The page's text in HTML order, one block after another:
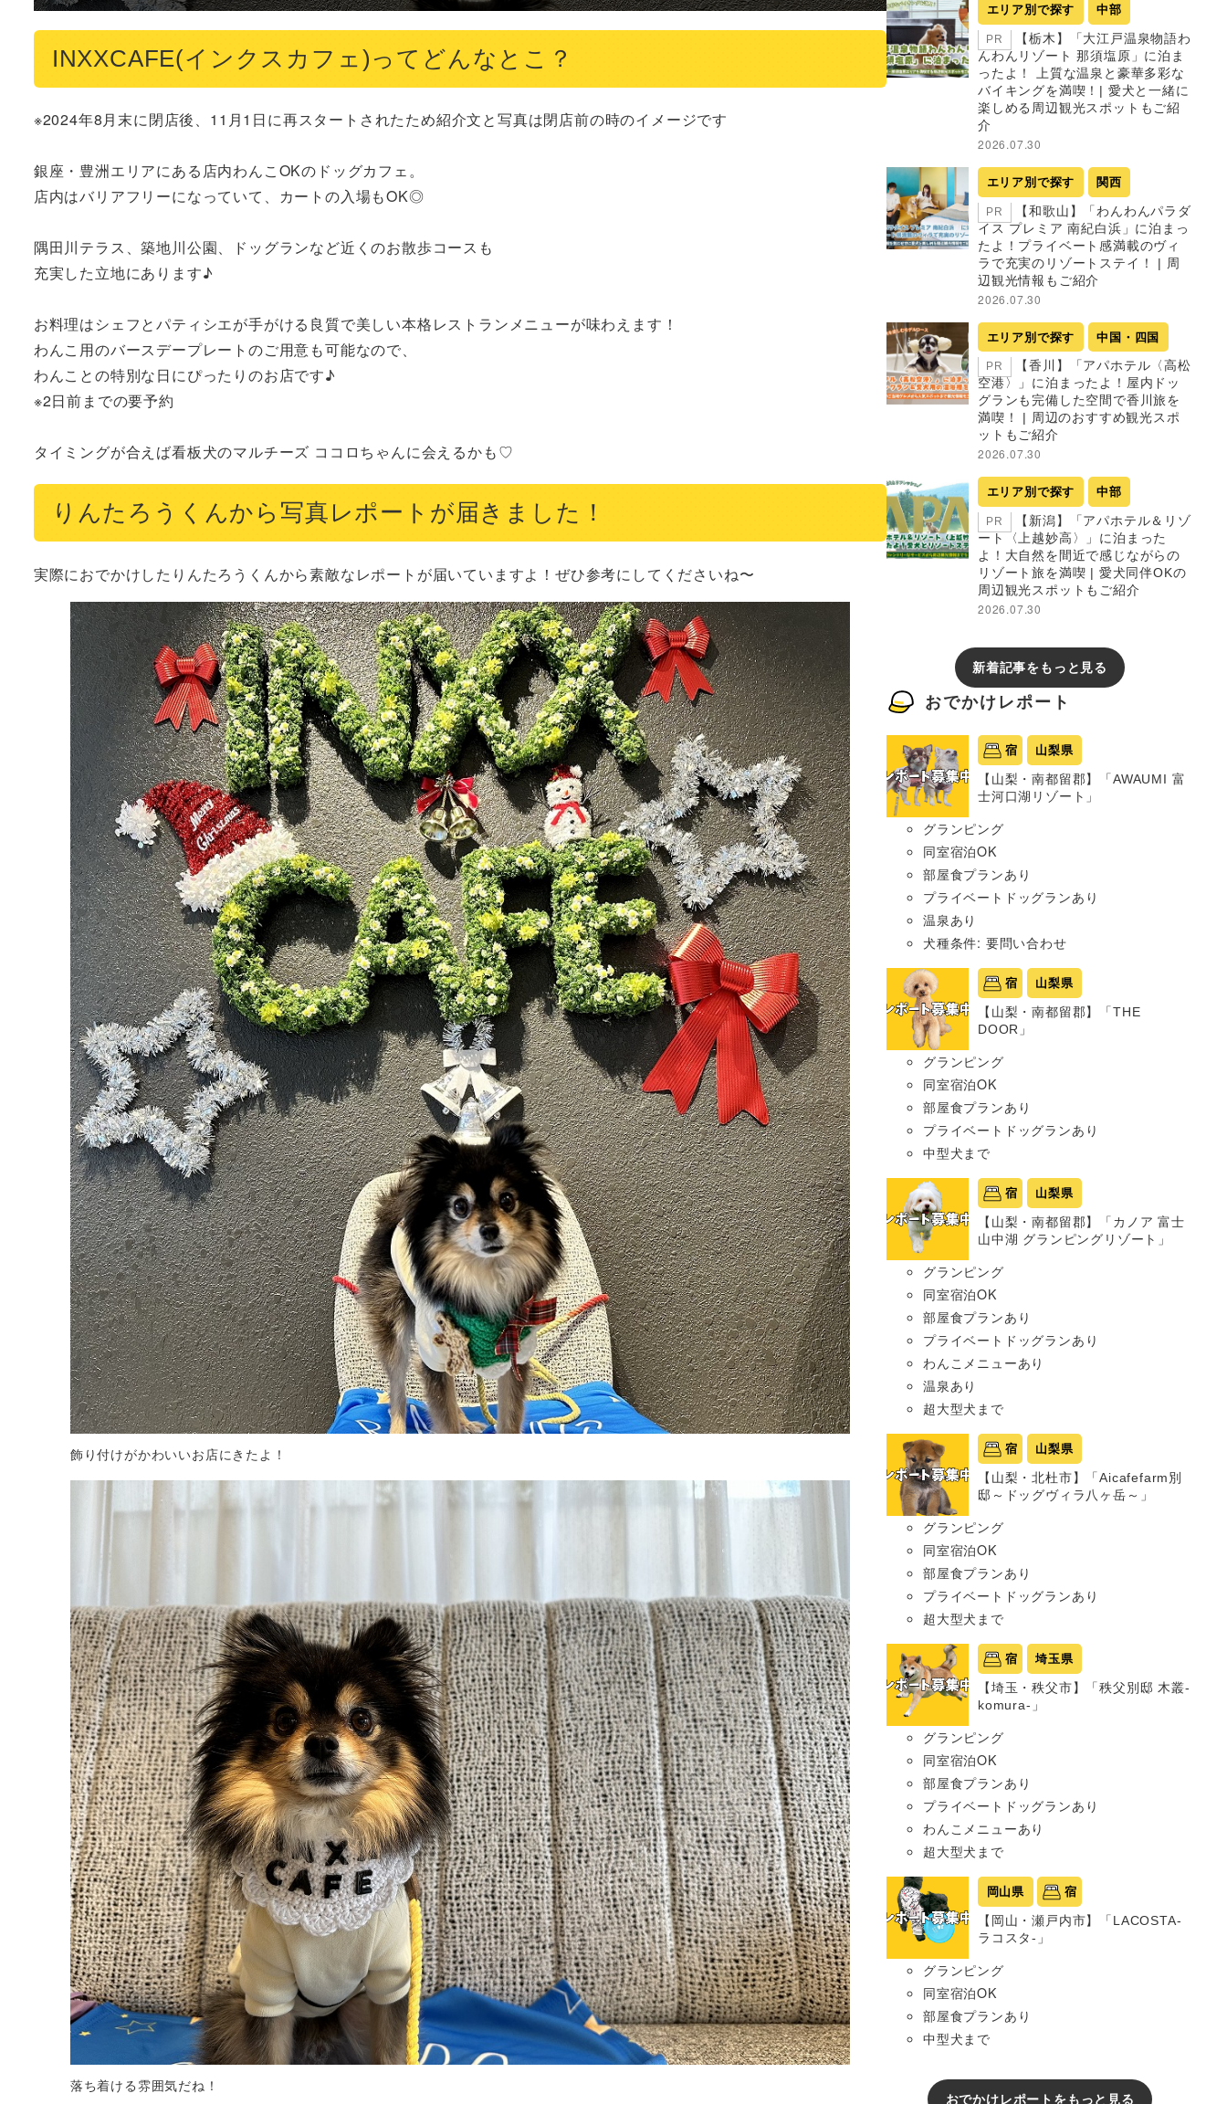
INXXCAFE(インクスカフェ)ってどんなとこ？
※2024年8月末に閉店後、11月1日に再スタートされたため紹介文と写真は閉店前の時のイメージです
銀座・豊洲エリアにある店内わんこOKのドッグカフェ。
店内はバリアフリーになっていて、カートの入場もOK◎
隅田川テラス、築地川公園、ドッグランなど近くのお散歩コースも
充実した立地にあります♪
お料理はシェフとパティシエが手がける良質で美しい本格レストランメニューが味わえます！
わんこ用のバースデープレートのご用意も可能なので、
わんことの特別な日にぴったりのお店です♪
※2日前までの要予約
タイミングが合えば看板犬のマルチーズ ココロちゃんに会えるかも♡
りんたろうくんから写真レポートが届きました！
飾り付けがかわいいお店にきたよ！
落ち着ける雰囲気だね！
エリア別で探す 中部
PR
【栃木】「大江戸温泉物語わ
んわんリゾート 那須塩原」に泊ま
ったよ！ 上質な温泉と豪華多彩な
バイキングを満喫！| 愛犬と一緒に
楽しめる周辺観光スポットもご紹
介
2026.07.30
エリア別で探す 関西
PR
【和歌山】「わんわんパラダ
イス プレミア 南紀白浜」に泊まっ
たよ！プライベート感満載のヴィ
ラで充実のリゾートステイ！ | 周
辺観光情報もご紹介
2026.07.30
エリア別で探す 中国・四国
PR
【香川】「アパホテル〈高松
空港〉」に泊まったよ！屋内ドッ
グランも完備した空間で香川旅を
満喫！ | 周辺のおすすめ観光スポ
ットもご紹介
2026.07.30
エリア別で探す 中部
PR
【新潟】「アパホテル＆リゾ
ート〈上越妙高〉」に泊まった
よ！大自然を間近で感じながらの
リゾート旅を満喫 | 愛犬同伴OKの
周辺観光スポットもご紹介
2026.07.30
新着記事をもっと見る
おでかけレポート
宿 山梨県
【山梨・南都留郡】「AWAUMI 富
士河口湖リゾート」
グランピング
同室宿泊OK
部屋食プランあり
プライベートドッグランあり
温泉あり
犬種条件: 要問い合わせ
宿 山梨県
【山梨・南都留郡】「THE
DOOR」
グランピング
同室宿泊OK
部屋食プランあり
プライベートドッグランあり
中型犬まで
宿 山梨県
【山梨・南都留郡】「カノア 富士
山中湖 グランピングリゾート」
グランピング
同室宿泊OK
部屋食プランあり
プライベートドッグランあり
わんこメニューあり
温泉あり
超大型犬まで
宿 山梨県
【山梨・北杜市】「Aicafefarm別
邸～ドッグヴィラ八ヶ岳～」
グランピング
同室宿泊OK
部屋食プランあり
プライベートドッグランあり
超大型犬まで
宿 埼玉県
【埼玉・秩父市】「秩父別邸 木叢-
komura-」
グランピング
同室宿泊OK
部屋食プランあり
プライベートドッグランあり
わんこメニューあり
超大型犬まで
岡山県 宿
【岡山・瀬戸内市】「LACOSTA-
ラコスタ-」
グランピング
同室宿泊OK
部屋食プランあり
中型犬まで
おでかけレポートをもっと見る